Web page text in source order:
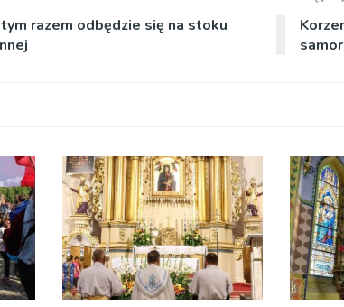
razem odbędzie się na stoku